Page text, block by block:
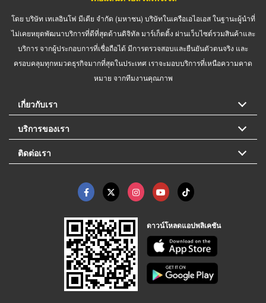
โดย บริษัท เทเลอินโฟ มีเดีย จำกัด (มหาชน) บริษัทในเครือเอไอเอส ในฐานะผู้นำที่
ไม่เคยหยุดพัฒนาบริการที่ดีที่สุดด้านดิจิทัล มาร์เก็ตติ้ง ผ่านเว็บไซต์รวมสินค้าและ
บริการ จากผู้ประกอบการที่เชื่อถือได้ มีการตรวจสอบและยืนยันตัวตนจริง และ
ครอบคลุมทุกหมวดธุรกิจมากที่สุดในประเทศ เราจะมอบบริการที่เหนือความคาด
หมาย จากทีมงานคุณภาพ
เกี่ยวกับเรา
บริการของเรา
ติดต่อเรา
ดาวน์โหลดแอปพลิเคชัน